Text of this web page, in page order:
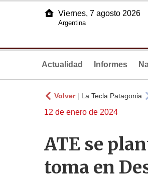
Viernes, 7 agosto 2026
Argentina
Actualidad Informes
Volver| La Tecla Patagonia
12 de enero de 2024
ATE se
toma en